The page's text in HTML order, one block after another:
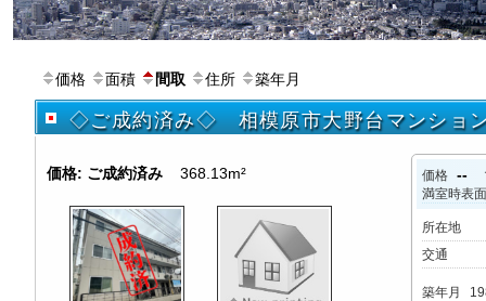
価格 面積 間取 住所 築年月
◇ご成約済み◇ 相模原市大野台マンショ
価格: ご成約済み 368.13m² 価格 --
満室時表
所在地
交通
築年月